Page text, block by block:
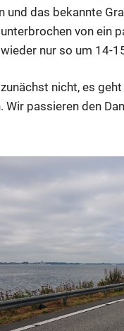
und das bekannte
von ein
nur so um 14-
nicht, es
Wir passieren den